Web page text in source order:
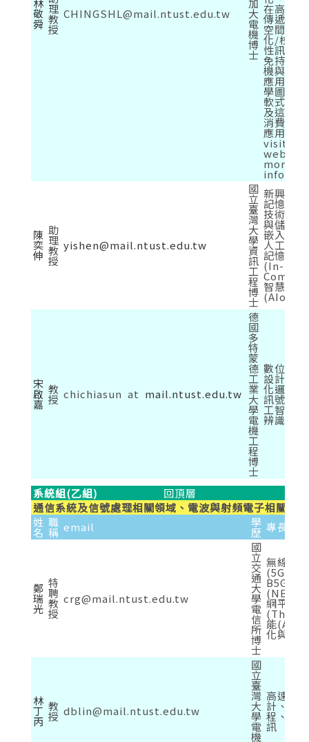
林
敬
舜
理
教
授
CHINGSHL@mail.ntust.edu.tw
加
大
電
機
博
士
在高解
傳遞的
空間聲
化/校準
性訊號
免持式
機與麥
應用、
學圖像
軟式計
及這些
消費性
應用、
visit my
more
陳
奕
伸
助
理
教
授
yishen@mail.ntust.edu.tw
國
立
臺
灣
大
學
資
訊
工
程
博
士
新興非
記憶體
技術、
與儲存
嵌入式
人工智
記憶體
(In-
智慧物
(AIoT)
宋
啟
嘉
教
授 chichiasun at mail.ntust.edu.tw
德
國
多
特
蒙
德
工
業
大
學
電
機
工
程
博
士
數位晶
設計、
化邏輯
訊號處
工智慧
辨識
系統組(乙組)
回頂層
通信系統及信號處理相關領域、電波與射頻電子相關領域
姓
名
職
稱 email 學
歷 專長
鄭
瑞
光
特
聘
教
授
crg@mail.ntust.edu.tw
國
立
交
通
大
學
電
信
所
博
士
無線通
(5G
B5G)、
(NB-
網平台
能(AI)
化與數
林
丁
丙
教
授 dblin@mail.ntust.edu.tw
國
立
臺
灣
大
學
電
機
高速數
計、天
程、電
訊